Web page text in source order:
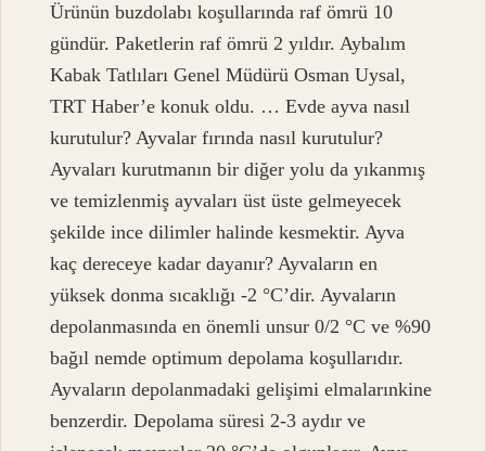
Ürünün buzdolabı koşullarında raf ömrü 10
gündür. Paketlerin raf ömrü 2 yıldır. Aybalım
Kabak Tatlıları Genel Müdürü Osman Uysal,
TRT Haber’e konuk oldu. … Evde ayva nasıl
kurutulur? Ayvalar fırında nasıl kurutulur?
Ayvaları kurutmanın bir diğer yolu da yıkanmış
ve temizlenmiş ayvaları üst üste gelmeyecek
şekilde ince dilimler halinde kesmektir. Ayva
kaç dereceye kadar dayanır? Ayvaların en
yüksek donma sıcaklığı -2 °C’dir. Ayvaların
depolanmasında en önemli unsur 0/2 °C ve %90
bağıl nemde optimum depolama koşullarıdır.
Ayvaların depolanmadaki gelişimi elmalarınkine
benzerdir. Depolama süresi 2-3 aydır ve